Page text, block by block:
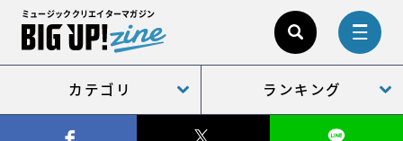
ミュージッククリエイターマガジン
カテゴリ ランキング